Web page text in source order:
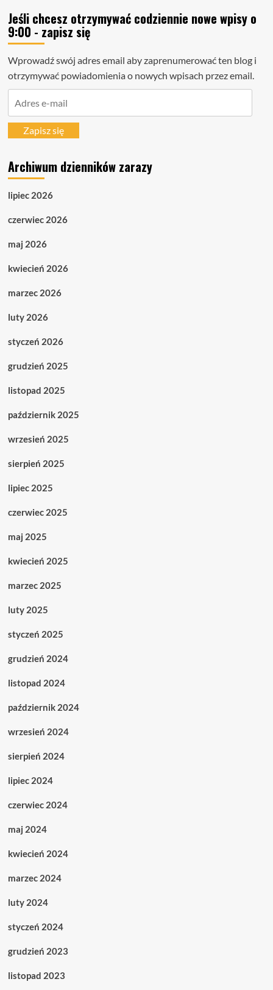
Jeśli chcesz otrzymywać codziennie nowe wpisy o
9:00 - zapisz się
Wprowadź swój adres email aby zaprenumerować ten blog i
otrzymywać powiadomienia o nowych wpisach przez email.
mailZapisz się
Archiwum dzienników zarazy
lipiec 2026
czerwiec 2026
maj 2026
kwiecień 2026
marzec 2026
luty 2026
styczeń 2026
grudzień 2025
listopad 2025
październik 2025
wrzesień 2025
sierpień 2025
lipiec 2025
czerwiec 2025
maj 2025
kwiecień 2025
marzec 2025
luty 2025
styczeń 2025
grudzień 2024
listopad 2024
październik 2024
wrzesień 2024
sierpień 2024
lipiec 2024
czerwiec 2024
maj 2024
kwiecień 2024
marzec 2024
luty 2024
styczeń 2024
grudzień 2023
listopad 2023